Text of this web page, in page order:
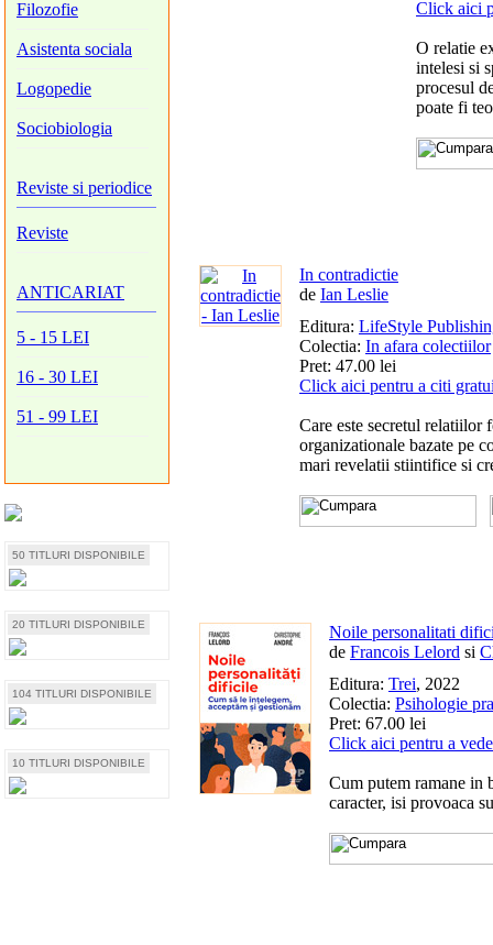
Filozofie
Asistenta sociala
Logopedie
Sociobiologia
Reviste si periodice
Reviste
ANTICARIAT
5 - 15 LEI
16 - 30 LEI
51 - 99 LEI
50 TITLURI DISPONIBILE
20 TITLURI DISPONIBILE
104 TITLURI DISPONIBILE
10 TITLURI DISPONIBILE
Click aici
O relatie
intelesi si
procesul
poate fi
In contradictie
de Ian Leslie
Editura: LifeStyle
Colectia: In afara colectiilor
Pret: 47.00 lei
Click aici pentru a citi
Care este secretul relatiilor
organizationale bazate pe
mari revelatii stiintifice si
Noile personalitati
de Francois Lelord si
Editura: Trei, 2022
Colectia: Psihologie
Pret: 67.00 lei
Click aici pentru a
Cum putem ramane in
caracter, isi provoaca